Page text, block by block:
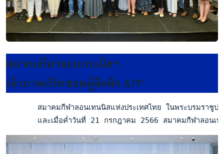
สมาคมกีฬาลอนเทนนิสฯ
เจ้าภาพเวิร์คชอพผู้จัดศึก ATP
สมาคมกีฬาลอนเทนนิสแห่งประเทศไทย ในพระบรมราชู
และเมื่อค่ำวันที่ 21 กรกฎาคม 2566 สมาคมกีฬาลอนเท